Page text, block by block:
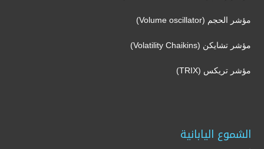
مؤشر الحجم (Volume oscillator)
مؤشر تشايكن (Volatility Chaikins)
مؤشر تريكس (TRIX)
الشموع اليابانية